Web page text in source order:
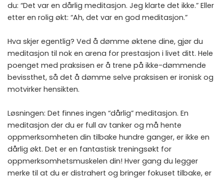
du: “Det var en dårlig meditasjon. Jeg klarte det ikke.” Eller
etter en rolig økt: “Ah, det var en god meditasjon.”
Hva skjer egentlig? Ved å dømme øktene dine, gjør du
meditasjon til nok en arena for prestasjon i livet ditt. Hele
poenget med praksisen er å trene på ikke-dømmende
bevissthet, så det å dømme selve praksisen er ironisk og
motvirker hensikten.
Løsningen: Det finnes ingen “dårlig” meditasjon. En
meditasjon der du er full av tanker og må hente
oppmerksomheten din tilbake hundre ganger, er ikke en
dårlig økt. Det er en fantastisk treningsøkt for
oppmerksomhetsmuskelen din! Hver gang du legger
merke til at du er distrahert og bringer fokuset tilbake, er